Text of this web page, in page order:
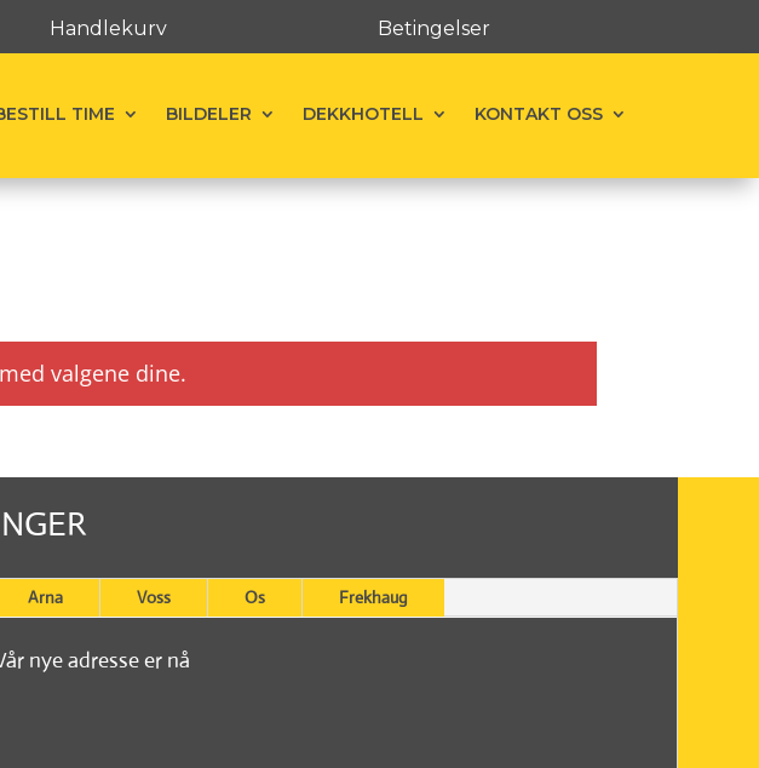
Handlekurv Betingelser
TIME BILDELER DEKKHOTELL KONTAKT OSS
valgene dine.
Arna Voss Os Frekhaug
nye adresse er nå